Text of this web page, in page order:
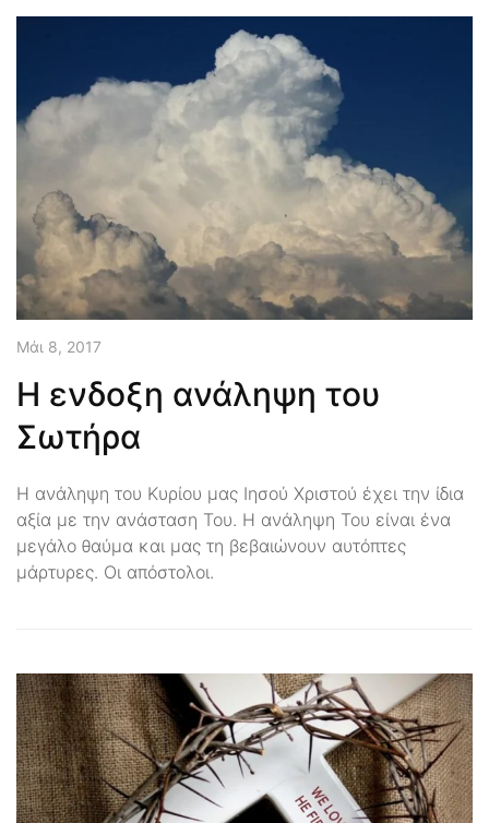
Μάι 8, 2017
Η ενδοξη ανάληψη του
Σωτήρα
Η ανάληψη του Κυρίου μας Ιησού Χριστού έχει την ίδια
αξία με την ανάσταση Του. Η ανάληψη Του είναι ένα
μεγάλο θαύμα και μας τη βεβαιώνουν αυτόπτες
μάρτυρες. Οι απόστολοι.